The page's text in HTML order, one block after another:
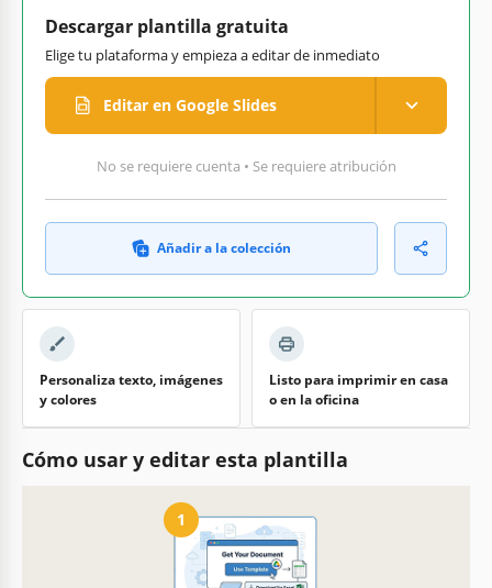
Descargar plantilla gratuita
Elige tu plataforma y empieza a editar de inmediato
Editar en Google Slides
No se requiere cuenta • Se requiere atribución
Añadir a la colección
Personaliza texto, imágenes
y colores
Listo para imprimir en casa
o en la oficina
Cómo usar y editar esta plantilla
1